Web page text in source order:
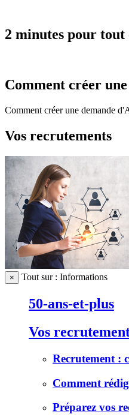
2 minutes pour
Comment créer
Comment créer une demande
Vos recrutements
× Tout sur : Informations
50-ans-et-plus
Vos
Recrutement :
Comment
Préparez vos